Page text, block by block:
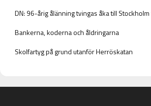
DN: 96-årig ålänning tvingas åka till
Bankerna, koderna och åldringarna
Skolfartyg på grund utanför Herröskatan